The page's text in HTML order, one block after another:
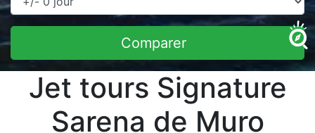
Comparer
Jet tours Signature
Sarena de Muro